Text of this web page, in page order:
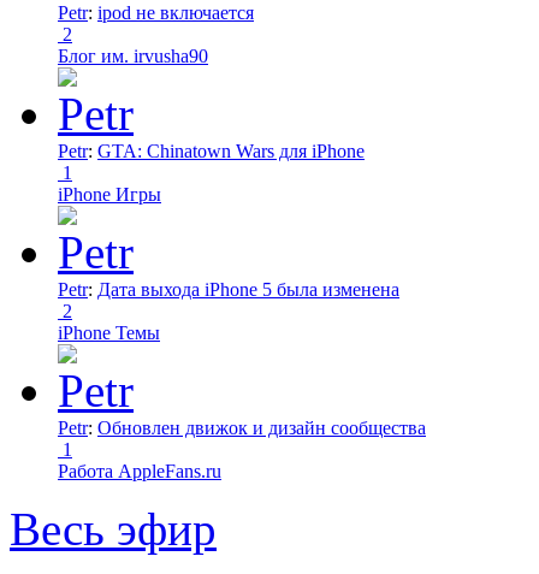
Petr: ipod не включается
2
Блог им. irvusha90
Petr: GTA: Chinatown Wars для iPhone
1
iPhone Игры
Petr: Дата выхода iPhone 5 была изменена
2
iPhone Темы
Petr: Обновлен движок и дизайн сообщества
1
Работа AppleFans.ru
Весь эфир